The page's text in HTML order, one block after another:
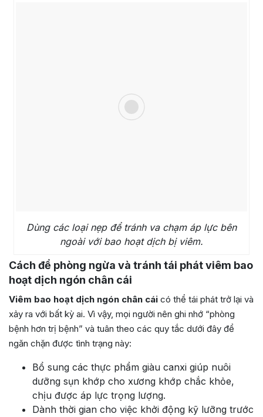
Dùng các loại nẹp để tránh va chạm áp lực bên
ngoài với bao hoạt dịch bị viêm.
Cách để phòng ngừa và tránh tái phát viêm bao
hoạt dịch ngón chân cái
Viêm bao hoạt dịch ngón chân cái có thể tái phát trở lại và
xảy ra với bất kỳ ai. Vì vậy, mọi người nên ghi nhớ “phòng
bệnh hơn trị bệnh” và tuân theo các quy tắc dưới đây để
ngăn chặn được tình trạng này:
Bổ sung các thực phẩm giàu canxi giúp nuôi
dưỡng sụn khớp cho xương khớp chắc khỏe,
chịu được áp lực trọng lượng.
Dành thời gian cho việc khởi động kỹ lưỡng trước